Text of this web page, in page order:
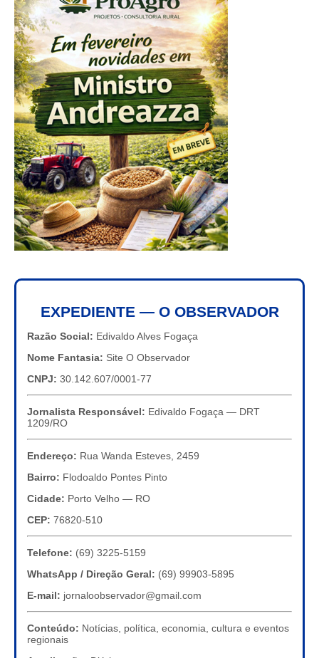
EXPEDIENTE — O OBSERVADOR
Razão Social: Edivaldo Alves Fogaça
Nome Fantasia: Site O Observador
CNPJ: 30.142.607/0001-77
Jornalista Responsável: Edivaldo Fogaça — DRT
1209/RO
Endereço: Rua Wanda Esteves, 2459
Bairro: Flodoaldo Pontes Pinto
Cidade: Porto Velho — RO
CEP: 76820-510
Telefone: (69) 3225-5159
WhatsApp / Direção Geral: (69) 99903-5895
E-mail: jornaloobservador@gmail.com
Conteúdo: Notícias, política, economia, cultura e eventos
regionais